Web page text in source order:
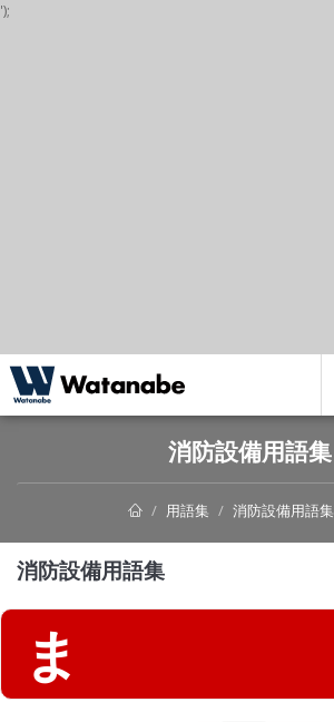
');
消防設備用語集
用語集 消防設備用語集
消防設備用語集
ま